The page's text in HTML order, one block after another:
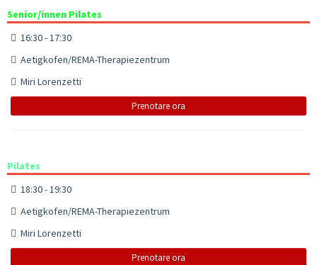
Senior/innen Pilates
16:30 - 17:30
Aetigkofen/REMA-Therapiezentrum
Miri Lorenzetti
Prenotare ora
Pilates
18:30 - 19:30
Aetigkofen/REMA-Therapiezentrum
Miri Lorenzetti
Prenotare ora